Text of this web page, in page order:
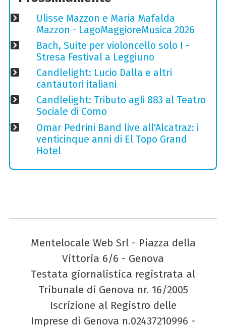
Ulisse Mazzon e Maria Mafalda
Mazzon - LagoMaggioreMusica 2026
Bach, Suite per violoncello solo I -
Stresa Festival a Leggiuno
Candlelight: Lucio Dalla e altri
cantautori italiani
Candlelight: Tributo agli 883 al Teatro
Sociale di Como
Omar Pedrini Band live all'Alcatraz: i
venticinque anni di El Topo Grand
Hotel
Mentelocale Web Srl - Piazza della
Vittoria 6/6 - Genova
Testata giornalistica registrata al
Tribunale di Genova nr. 16/2005
Iscrizione al Registro delle
Imprese di Genova n.02437210996 -